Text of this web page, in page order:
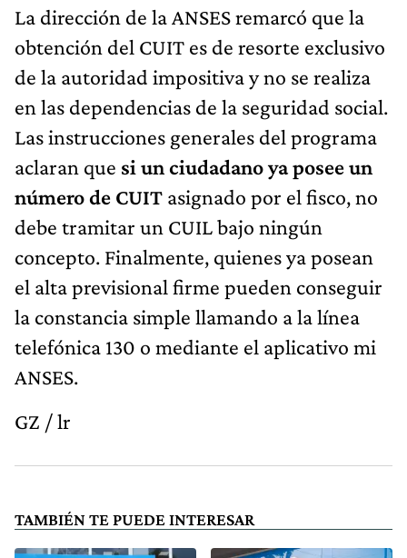
La dirección de la ANSES remarcó que la
obtención del CUIT es de resorte exclusivo
de la autoridad impositiva y no se realiza
en las dependencias de la seguridad social.
Las instrucciones generales del programa
aclaran que si un ciudadano ya posee un
número de CUIT asignado por el fisco, no
debe tramitar un CUIL bajo ningún
concepto. Finalmente, quienes ya posean
el alta previsional firme pueden conseguir
la constancia simple llamando a la línea
telefónica 130 o mediante el aplicativo mi
ANSES.
GZ / lr
TAMBIÉN TE PUEDE INTERESAR